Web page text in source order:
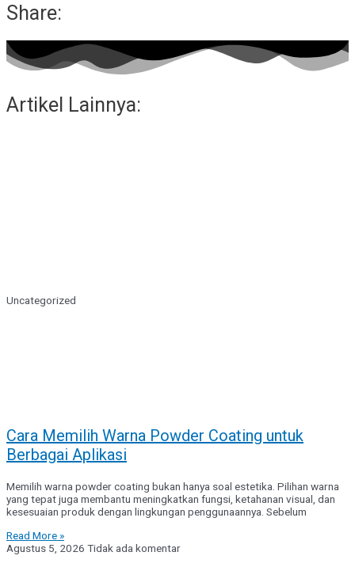
Share:
Artikel Lainnya:
Uncategorized
Cara Memilih Warna Powder Coating untuk
Berbagai Aplikasi
Memilih warna powder coating bukan hanya soal estetika. Pilihan warna
yang tepat juga membantu meningkatkan fungsi, ketahanan visual, dan
kesesuaian produk dengan lingkungan penggunaannya. Sebelum
Read More »
Agustus 5, 2026 Tidak ada komentar